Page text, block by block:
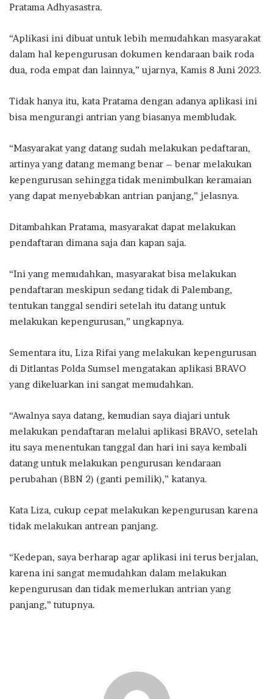
Pratama Adhyasastra.
“Aplikasi ini dibuat untuk lebih memudahkan masyarakat
dalam hal kepengurusan dokumen kendaraan baik roda
dua, roda empat dan lainnya,” ujarnya, Kamis 8 Juni 2023.
Tidak hanya itu, kata Pratama dengan adanya aplikasi ini
bisa mengurangi antrian yang biasanya membludak.
“Masyarakat yang datang sudah melakukan pedaftaran,
artinya yang datang memang benar – benar melakukan
kepengurusan sehingga tidak menimbulkan keramaian
yang dapat menyebabkan antrian panjang,” jelasnya.
Ditambahkan Pratama, masyarakat dapat melakukan
pendaftaran dimana saja dan kapan saja.
“Ini yang memudahkan, masyarakat bisa melakukan
pendaftaran meskipun sedang tidak di Palembang,
tentukan tanggal sendiri setelah itu datang untuk
melakukan kepengurusan,” ungkapnya.
Sementara itu, Liza Rifai yang melakukan kepengurusan
di Ditlantas Polda Sumsel mengatakan aplikasi BRAVO
yang dikeluarkan ini sangat memudahkan.
“Awalnya saya datang, kemudian saya diajari untuk
melakukan pendaftaran melalui aplikasi BRAVO, setelah
itu saya menentukan tanggal dan hari ini saya kembali
datang untuk melakukan pengurusan kendaraan
perubahan (BBN 2) (ganti pemilik),” katanya.
Kata Liza, cukup cepat melakukan kepengurusan karena
tidak melakukan antrean panjang.
“Kedepan, saya berharap agar aplikasi ini terus berjalan,
karena ini sangat memudahkan dalam melakukan
kepengurusan dan tidak memerlukan antrian yang
panjang,” tutupnya.